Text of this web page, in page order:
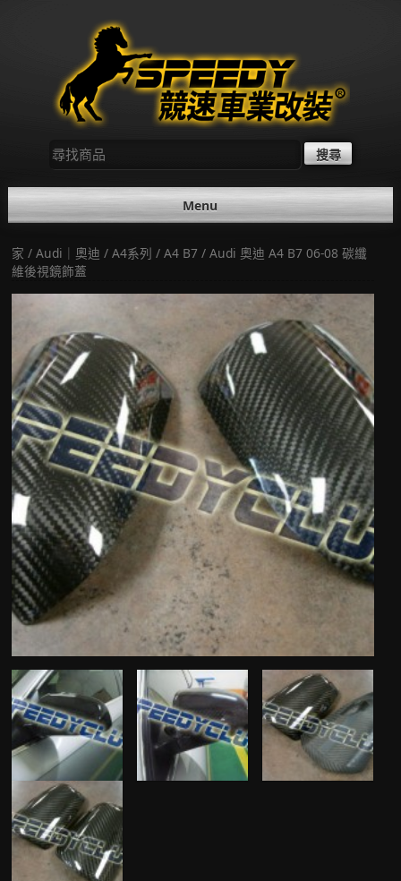
尋
找：
Menu
家 / Audi｜奧迪 / A4系列 / A4 B7 / Audi 奧迪 A4 B7 06-08 碳纖
維後視鏡飾蓋